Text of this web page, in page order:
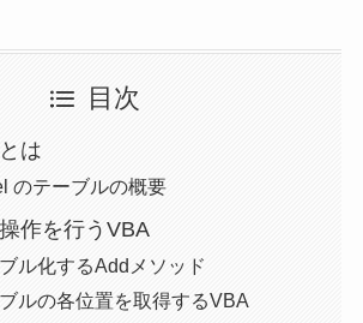
目次
は
のテーブルの概要
作を行うVBA
ル化するAddメソッド
ルの各位置を取得するVBA